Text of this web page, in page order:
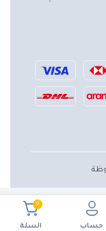
حساب
0
السلة